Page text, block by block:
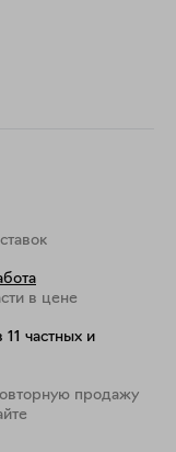
в цене
частных и
продажу